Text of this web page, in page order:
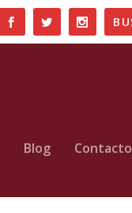
Blog Contacto